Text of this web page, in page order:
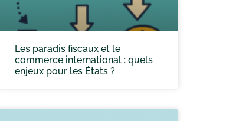
Les paradis fiscaux et le
commerce international : quels
enjeux pour les États ?